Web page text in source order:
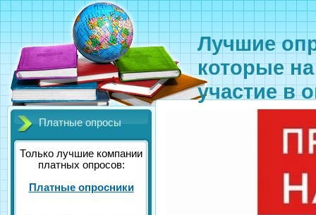
Лучшие
которые на
участие в
Платные опросы
Только лучшие компании
платных опросов:
Платные опросники